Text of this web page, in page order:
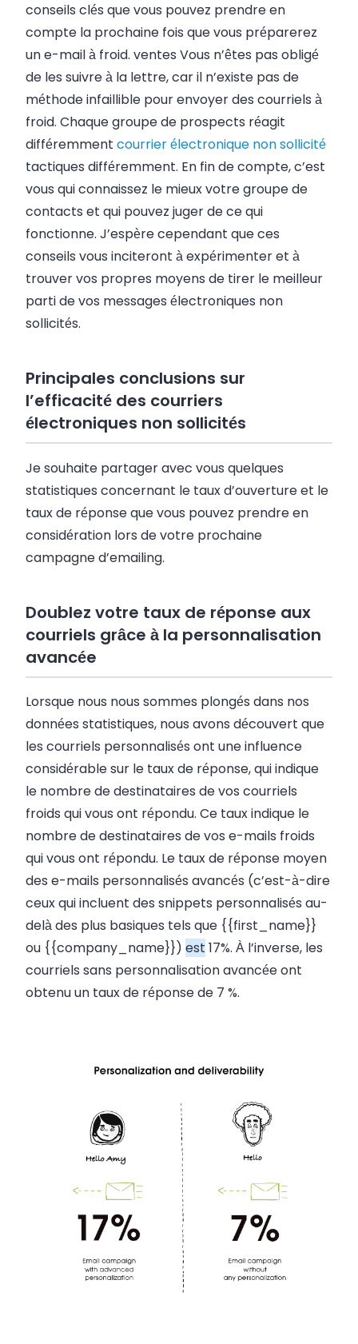
conseils clés que vous pouvez prendre en
compte la prochaine fois que vous préparerez
un e-mail à froid. ventes Vous n’êtes pas obligé
de les suivre à la lettre, car il n’existe pas de
méthode infaillible pour envoyer des courriels à
froid. Chaque groupe de prospects réagit
différemment courrier électronique non sollicité
tactiques différemment. En fin de compte, c’est
vous qui connaissez le mieux votre groupe de
contacts et qui pouvez juger de ce qui
fonctionne. J’espère cependant que ces
conseils vous inciteront à expérimenter et à
trouver vos propres moyens de tirer le meilleur
parti de vos messages électroniques non
sollicités.
Principales conclusions sur
l’efficacité des courriers
électroniques non sollicités
Je souhaite partager avec vous quelques
statistiques concernant le taux d’ouverture et le
taux de réponse que vous pouvez prendre en
considération lors de votre prochaine
campagne d’emailing.
Doublez votre taux de réponse aux
courriels grâce à la personnalisation
avancée
Lorsque nous nous sommes plongés dans nos
données statistiques, nous avons découvert que
les courriels personnalisés ont une influence
considérable sur le taux de réponse, qui indique
le nombre de destinataires de vos courriels
froids qui vous ont répondu. Ce taux indique le
nombre de destinataires de vos e-mails froids
qui vous ont répondu. Le taux de réponse moyen
des e-mails personnalisés avancés (c’est-à-dire
ceux qui incluent des snippets personnalisés au-
delà des plus basiques tels que {{first_name}}
ou {{company_name}}) est 17%. À l’inverse, les
courriels sans personnalisation avancée ont
obtenu un taux de réponse de 7 %.